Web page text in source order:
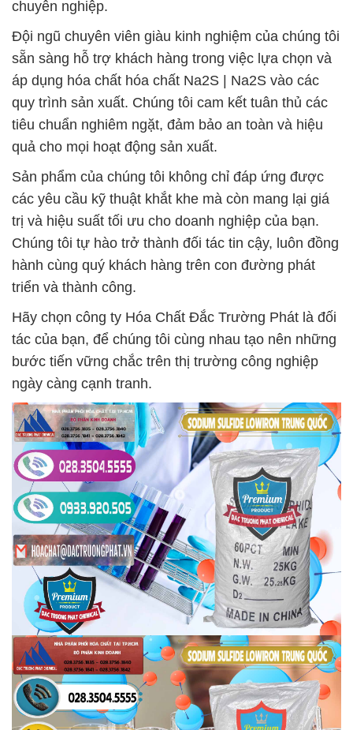
chuyên nghiệp.
Đội ngũ chuyên viên giàu kinh nghiệm của chúng tôi
sẵn sàng hỗ trợ khách hàng trong việc lựa chọn và
áp dụng hóa chất hóa chất Na2S | Na2S vào các
quy trình sản xuất. Chúng tôi cam kết tuân thủ các
tiêu chuẩn nghiêm ngặt, đảm bảo an toàn và hiệu
quả cho mọi hoạt động sản xuất.
Sản phẩm của chúng tôi không chỉ đáp ứng được
các yêu cầu kỹ thuật khắt khe mà còn mang lại giá
trị và hiệu suất tối ưu cho doanh nghiệp của bạn.
Chúng tôi tự hào trở thành đối tác tin cậy, luôn đồng
hành cùng quý khách hàng trên con đường phát
triển và thành công.
Hãy chọn công ty Hóa Chất Đắc Trường Phát là đối
tác của bạn, để chúng tôi cùng nhau tạo nên những
bước tiến vững chắc trên thị trường công nghiệp
ngày càng cạnh tranh.